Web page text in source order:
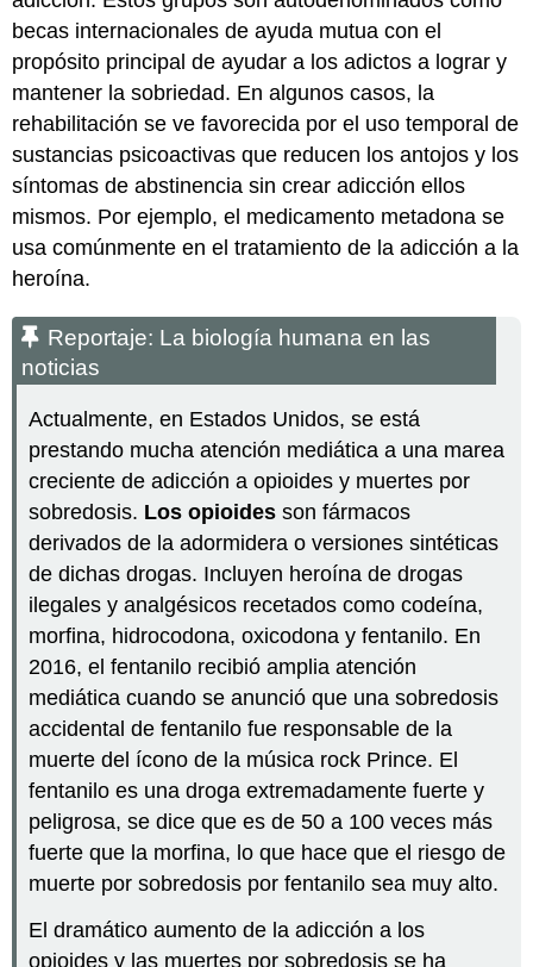
becas internacionales de ayuda mutua con el
propósito principal de ayudar a los adictos a lograr y
mantener la sobriedad. En algunos casos, la
rehabilitación se ve favorecida por el uso temporal de
sustancias psicoactivas que reducen los antojos y los
síntomas de abstinencia sin crear adicción ellos
mismos. Por ejemplo, el medicamento metadona se
usa comúnmente en el tratamiento de la adicción a la
heroína.
Reportaje: La biología humana en las
noticias
Actualmente, en Estados Unidos, se está
prestando mucha atención mediática a una marea
creciente de adicción a opioides y muertes por
sobredosis. Los opioides son fármacos
derivados de la adormidera o versiones sintéticas
de dichas drogas. Incluyen heroína de drogas
ilegales y analgésicos recetados como codeína,
morfina, hidrocodona, oxicodona y fentanilo. En
2016, el fentanilo recibió amplia atención
mediática cuando se anunció que una sobredosis
accidental de fentanilo fue responsable de la
muerte del ícono de la música rock Prince. El
fentanilo es una droga extremadamente fuerte y
peligrosa, se dice que es de 50 a 100 veces más
fuerte que la morfina, lo que hace que el riesgo de
muerte por sobredosis por fentanilo sea muy alto.
El dramático aumento de la adicción a los
opioides y las muertes por sobredosis se ha